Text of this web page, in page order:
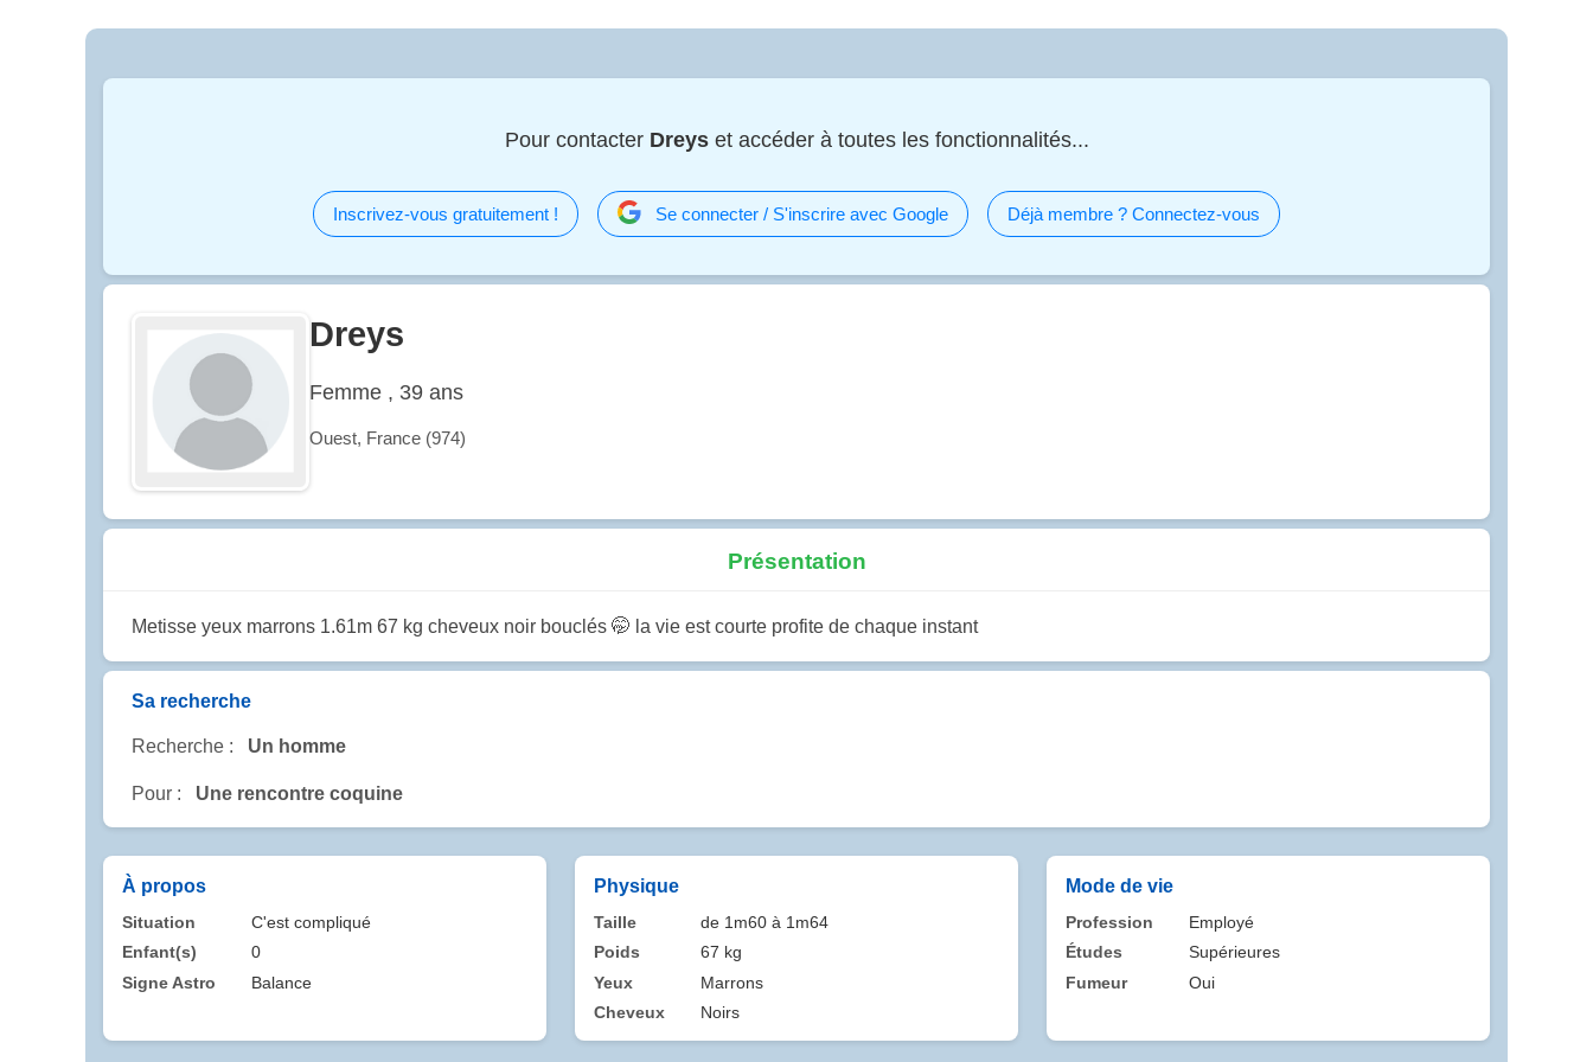
Pour contacter Dreyset accéder à toutes les fonctionnalités...
Inscrivez-vous gratuitement ! Se connecter / S'inscrire avec Google Déjà membre ? Connectez-vous
Dreys
Femme , 39 ans
Ouest, France (974)
Présentation
Metisse yeux marrons 1.61m 67 kg cheveux noir bouclés 🤭 la vie est courte profite de chaque instant
Sa recherche
Recherche : Un homme
Pour : Une rencontre coquine
À propos
Situation
C'est compliqué
Enfant(s)
0
Signe Astro
Balance
Physique
Taille
de 1m60 à 1m64
Poids
67 kg
Yeux
Marrons
Cheveux
Noirs
Mode de vie
Profession
Employé
Études
Supérieures
Fumeur
Oui